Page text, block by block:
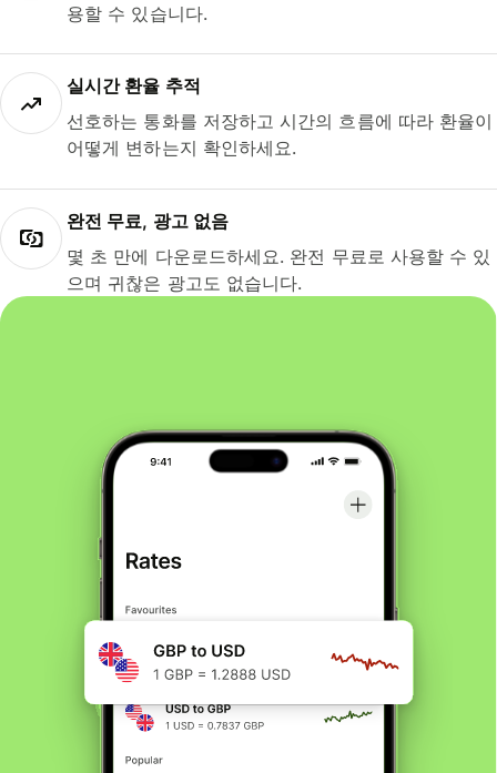
용할 수 있습니다.
실시간 환율 추적
선호하는 통화를 저장하고 시간의 흐름에 따라 환율이
어떻게 변하는지 확인하세요.
완전 무료, 광고 없음
몇 초 만에 다운로드하세요. 완전 무료로 사용할 수 있
으며 귀찮은 광고도 없습니다.